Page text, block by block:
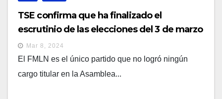
TSE confirma que ha finalizado el
escrutinio de las elecciones del 3 de marzo
Mar 8, 2024
El FMLN es el único partido que no logró ningún
cargo titular en la Asamblea...